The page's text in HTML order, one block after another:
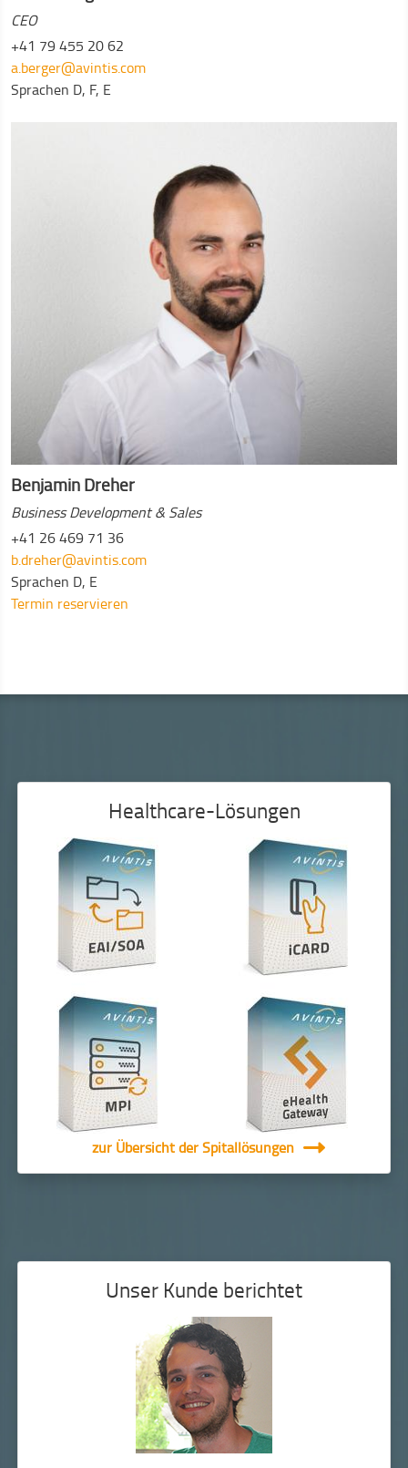
CEO
+41 79 455 20 62
a.berger@avintis.com
Sprachen D, F, E
Benjamin Dreher
Business Development & Sales
+41 26 469 71 36
b.dreher@avintis.com
Sprachen D, E
Termin reservieren
Healthcare-Lösungen
zur Übersicht der Spitallösungen
Unser Kunde berichtet